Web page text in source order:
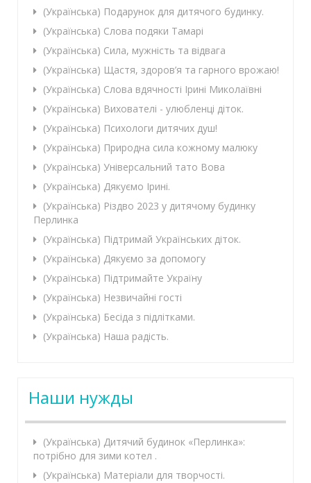
(Українська) Подарунок для дитячого будинку.
(Українська) Слова подяки Тамарі
(Українська) Сила, мужність та відвага
(Українська) Щастя, здоров’я та гарного врожаю!
(Українська) Слова вдячності Ірині Миколаївні
(Українська) Вихователі - улюбленці діток.
(Українська) Психологи дитячих душ!
(Українська) Природна сила кожному малюку
(Українська) Універсальний тато Вова
(Українська) Дякуємо Ірині.
(Українська) Різдво 2023 у дитячому будинку
Перлинка
(Українська) Підтримай Українських діток.
(Українська) Дякуємо за допомогу
(Українська) Підтримайте Україну
(Українська) Незвичайні гості
(Українська) Бесіда з підлітками.
(Українська) Наша радість.
Наши нужды
(Українська) Дитячий будинок «Перлинка»:
потрібно для зими котел .
(Українська) Матеріали для творчості.